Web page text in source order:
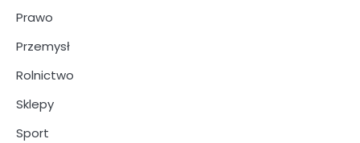
Prawo
Przemysł
Rolnictwo
Sklepy
Sport